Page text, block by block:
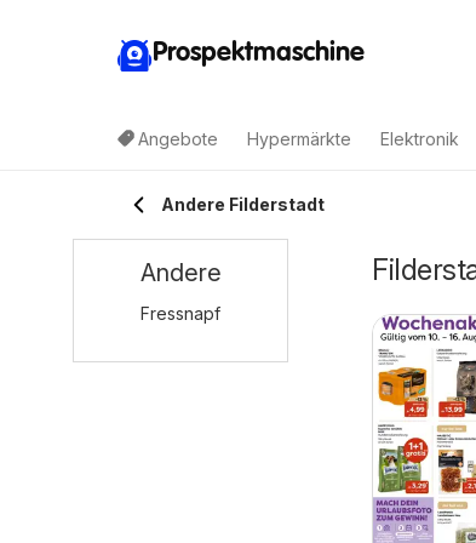
Prospektmaschine
Angebote Hypermärkte Elektronik
Andere Filderstadt
Andere
Fressnapf